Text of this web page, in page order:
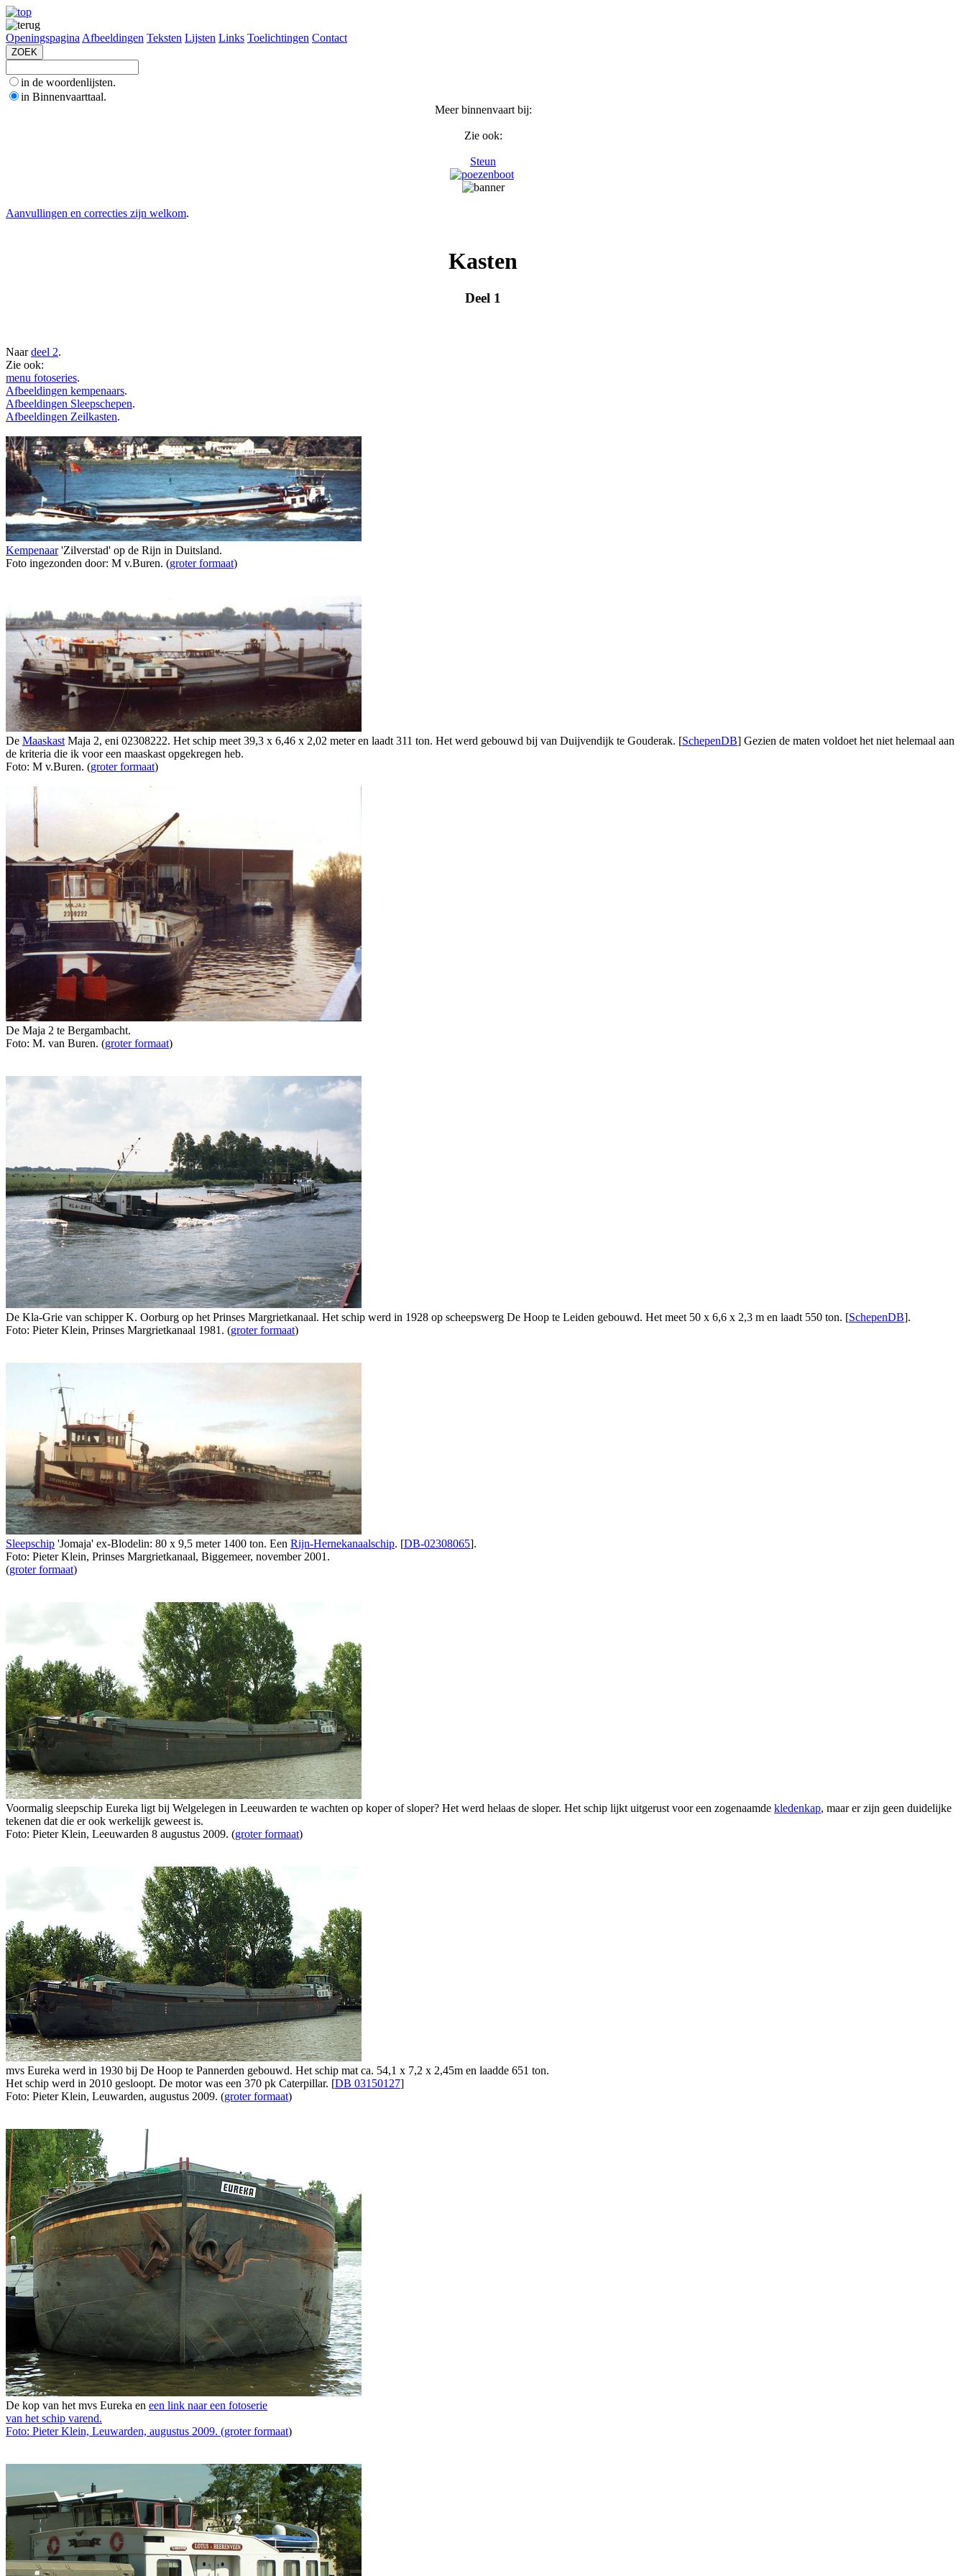
Openingspagina Afbeeldingen Teksten Lijsten Links Toelichtingen Contact
in de woordenlijsten.
in Binnenvaarttaal.
Meer binnenvaart bij:
Zie ook:
Steun
Aanvullingen en correcties zijn welkom.
Kasten
Deel 1
Naardeel 2.
Zie ook:
menu fotoseries.
Afbeeldingen kempenaars.
Afbeeldingen Sleepschepen.
Afbeeldingen Zeilkasten.
Kempenaar'Zilverstad' op de Rijn in Duitsland.
Foto ingezonden door: M v.Buren. (groter formaat)
De Maaskast Maja 2, eni 02308222. Het schip meet 39,3 x 6,46 x 2,02 meter en laadt 311 ton. Het werd gebouwd bij van Duijvendijk te Gouderak. [SchepenDB] Gezien de maten voldoet het niet helemaal aan
de kriteria die ik voor een maaskast opgekregen heb.
Foto: M v.Buren. (groter formaat)
De Maja 2 te Bergambacht.
Foto: M. van Buren. (groter formaat)
De Kla-Grie van schipper K. Oorburg op het Prinses Margrietkanaal. Het schip werd in 1928 op scheepswerg De Hoop te Leiden gebouwd. Het meet 50 x 6,6 x 2,3 m en laadt 550 ton. [SchepenDB].
Foto: Pieter Klein, Prinses Margrietkanaal 1981. (groter formaat)
Sleepschip 'Jomaja' ex-Blodelin: 80 x 9,5 meter 1400 ton. Een Rijn-Hernekanaalschip. [DB-02308065].
Foto: Pieter Klein, Prinses Margrietkanaal, Biggemeer, november 2001.
(groter formaat)
Voormalig sleepschip Eureka ligt bij Welgelegen in Leeuwarden te wachten op koper of sloper? Het werd helaas de sloper. Het schip lijkt uitgerust voor een zogenaamde kledenkap, maar er zijn geen duidelijke
tekenen dat die er ook werkelijk geweest is.
Foto: Pieter Klein, Leeuwarden 8 augustus 2009. (groter formaat)
mvs Eureka werd in 1930 bij De Hoop te Pannerden gebouwd. Het schip mat ca. 54,1 x 7,2 x 2,45m en laadde 651 ton.
Het schip werd in 2010 gesloopt. De motor was een 370 pk Caterpillar. [DB 03150127]
Foto: Pieter Klein, Leuwarden, augustus 2009. (groter formaat)
De kop van het mvs Eureka en een link naar een fotoserie
van het schip varend.
Foto: Pieter Klein, Leuwarden, augustus 2009. (groter formaat)